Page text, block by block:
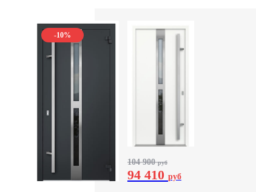
-10%
104 900руб
94 410 руб